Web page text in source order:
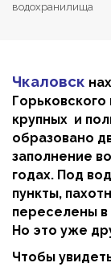
водохранилища
Чкаловск
крупных и
образовано
заполнение
годах. Под
пункты,
переселены в
Но это уже
Чтобы